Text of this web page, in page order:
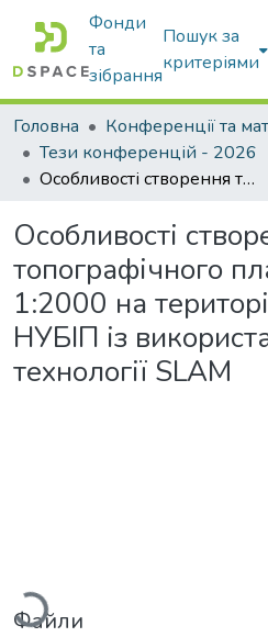
Фонди
та
зібрання
Пошук за
критеріями
Головна
Тези конференцій - 2026
Особливості створення топографічного плану масштабу 1:2000 на території стадіону НУБІП із використанням технології SLAM
Особливості
топографічного
1:2000 на
НУБІП із
технології SLAM
Файли